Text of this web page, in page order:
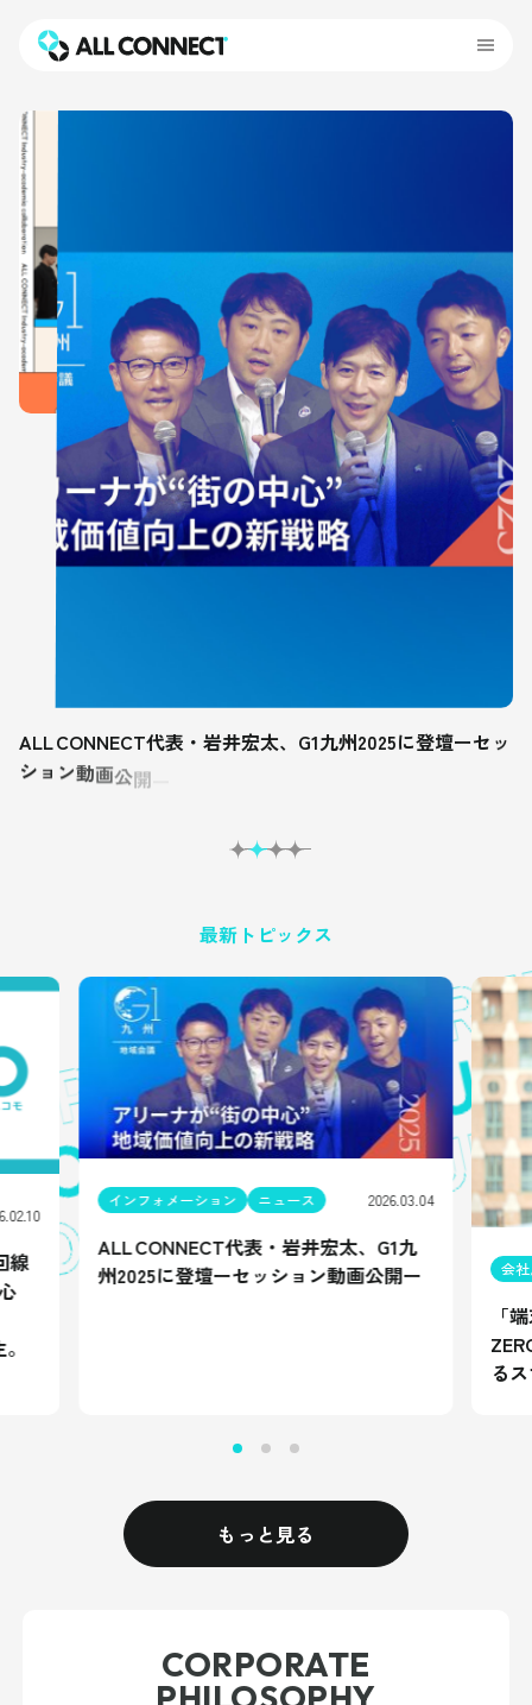
ALLCONNECT代表 ・ 岩井宏太、 G1九州2025に登壇ーセ ッ
シ ョ ン動画公開
最新トピックス
線
インフォメーション ニュース 2026.03.04
ALL CONNECT代表・岩井宏太、G1九
州2025に登壇ーセッション動画公開ー
会
「
る
もっと見る
CORPORATE